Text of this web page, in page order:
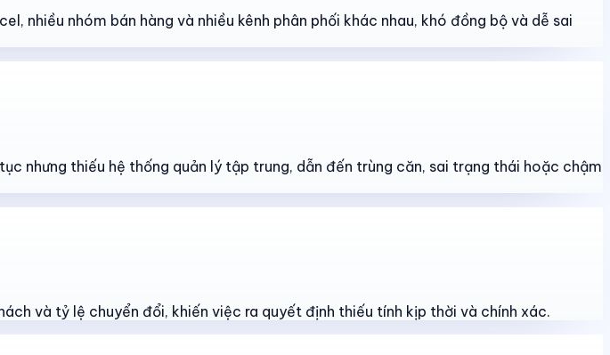
nhiều nhóm bán hàng và nhiều kênh phân phối khác nhau, khó đồng bộ và dễ sai
nhưng thiếu hệ thống quản lý tập trung, dẫn đến trùng căn, sai trạng thái hoặc chậm
và tỷ lệ chuyển đổi, khiến việc ra quyết định thiếu tính kịp thời và chính xác.